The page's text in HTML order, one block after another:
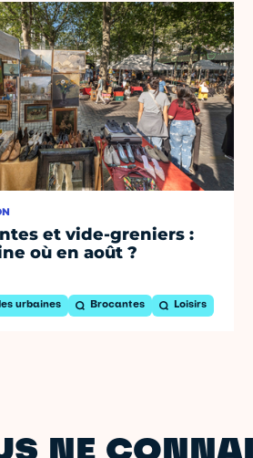
et vide-greniers :
où en août ?
urbaines Brocantes Loisirs